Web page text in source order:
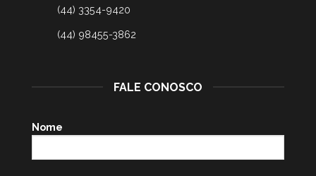
(44) 3354-9420
(44) 98455-3862
FALE CONOSCO
Nome